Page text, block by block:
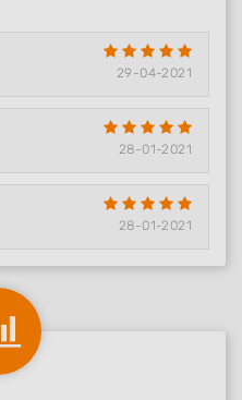
29-04-2021
28-01-2021
28-01-2021